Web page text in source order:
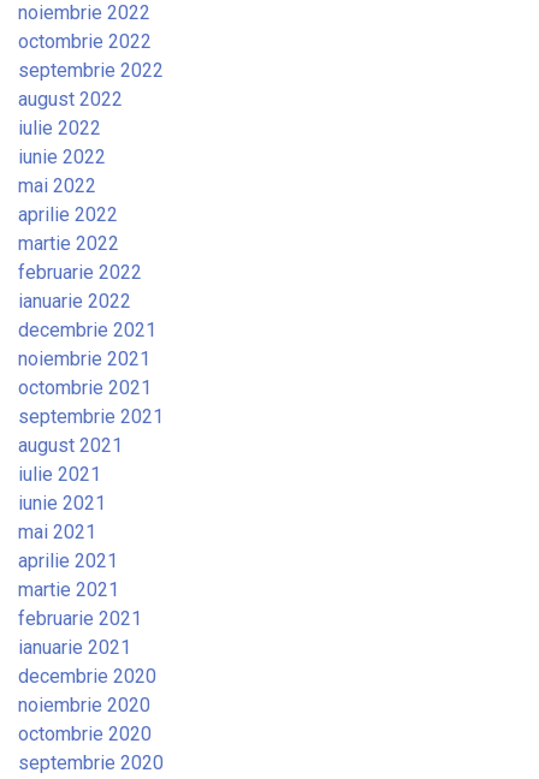
noiembrie 2022
octombrie 2022
septembrie 2022
august 2022
iulie 2022
iunie 2022
mai 2022
aprilie 2022
martie 2022
februarie 2022
ianuarie 2022
decembrie 2021
noiembrie 2021
octombrie 2021
septembrie 2021
august 2021
iulie 2021
iunie 2021
mai 2021
aprilie 2021
martie 2021
februarie 2021
ianuarie 2021
decembrie 2020
noiembrie 2020
octombrie 2020
septembrie 2020